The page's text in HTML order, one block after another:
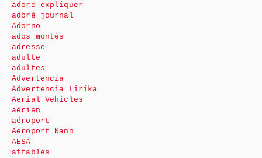
adore expliquer
adoré journal
Adorno
ados montés
adresse
adulte
adultes
Advertencia
Advertencia Lirika
Aerial Vehicles
aérien
aéroport
Aeroport Nann
AESA
affables